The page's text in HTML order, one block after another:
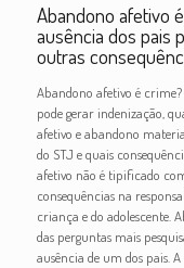
Abandono afetivo
ausência dos pais
outras
Abandono afetivo é
pode gerar indenização,
afetivo e abandono
do STJ e quais
afetivo não é tipificado
consequências na
criança e do adolescente.
das perguntas mais
ausência de um dos pais.